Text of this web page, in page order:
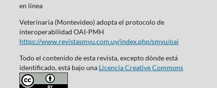
en línea
Veterinaria (Montevideo) adopta el protocolo de
interoperabilidad OAI-PMH
https://www.revistasmvu.com.uy/index.php/smvu/oai
Todo el contenido de esta revista, excepto dónde está
identificado, está bajo una Licencia Creative Commons